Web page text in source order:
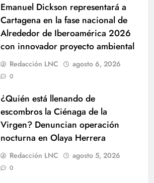
Emanuel Dickson representará a
Cartagena en la fase nacional de
Alrededor de Iberoamérica 2026
con innovador proyecto ambiental
Redacción LNC agosto 6, 2026
0
¿Quién está llenando de
escombros la Ciénaga de la
Virgen? Denuncian operación
nocturna en Olaya Herrera
Redacción LNC agosto 5, 2026
0